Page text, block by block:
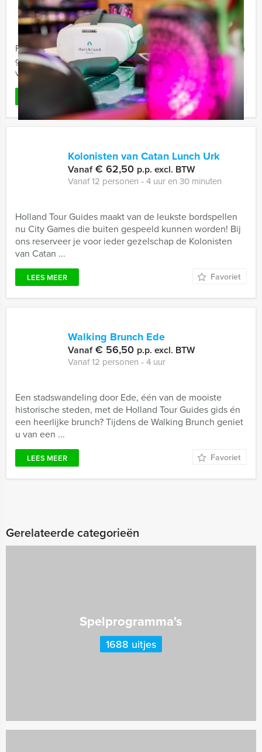
Vanaf 12 personen ‐ 4 uur en 30 minuten
Flaneren in het centrum van Utrecht, lekker eten en een
gezellige rondvaart. Dat is de 'Walking & floating brunch'
van Holland Tour Guides: een boottocht met gids, ...
Favoriet
Kolonisten van Catan Lunch Urk
Vanaf€ 62,50 p.p. excl. BTW
Vanaf 12 personen ‐ 4 uur en 30 minuten
Holland Tour Guides maakt van de leukste bordspellen
nu City Games die buiten gespeeld kunnen worden! Bij
ons reserveer je voor ieder gezelschap de Kolonisten
van Catan ...
LEES MEER Favoriet
Walking Brunch Ede
Vanaf€ 56,50 p.p. excl. BTW
Vanaf 12 personen ‐ 4 uur
Een stadswandeling door Ede, één van de mooiste
historische steden, met de Holland Tour Guides gids én
een heerlijke brunch? Tijdens de Walking Brunch geniet
u van een ...
LEES MEER Favoriet
Gerelateerde categorieën
Spelprogramma's
1688 uitjes